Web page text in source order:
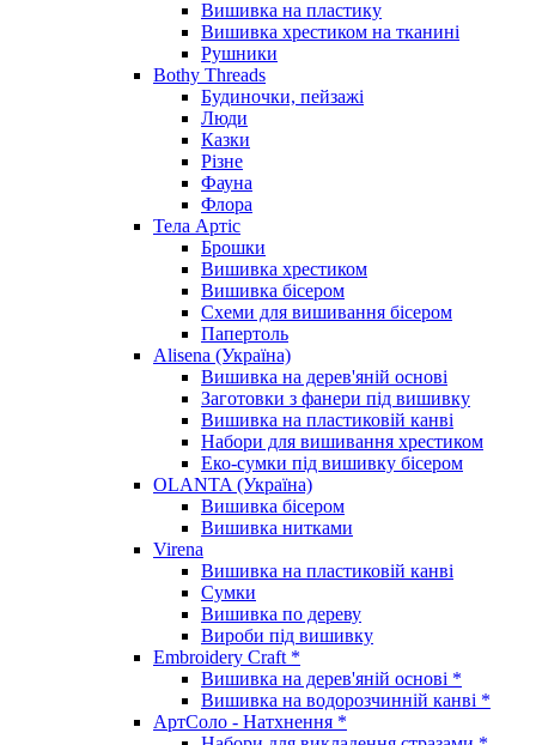
Вишивка на пластику
Вишивка хрестиком на тканині
Рушники
Bothy Threads
Будиночки, пейзажі
Люди
Казки
Різне
Фауна
Флора
Тела Артіс
Брошки
Вишивка хрестиком
Вишивка бісером
Схеми для вишивання бісером
Папертоль
Alisena (Україна)
Вишивка на дерев'яній основі
Заготовки з фанери під вишивку
Вишивка на пластиковій канві
Набори для вишивання хрестиком
Еко-сумки під вишивку бісером
OLANTA (Україна)
Вишивка бісером
Вишивка нитками
Virena
Вишивка на пластиковій канві
Сумки
Вишивка по дереву
Вироби під вишивку
Embroidery Craft *
Вишивка на дерев'яній основі *
Вишивка на водорозчинній канві *
АртСоло - Натхнення *